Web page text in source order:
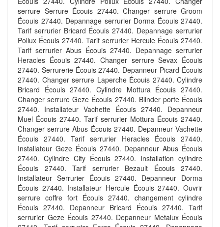
serrure Serrure Écouis 27440. Changer serrure Groom
Écouis 27440. Depannage serrurier Dorma Écouis 27440.
Tarif serrurier Bricard Écouis 27440. Depannage serrurier
Pollux Écouis 27440. Tarif serrurier Hercule Écouis 27440.
Tarif serrurier Abus Écouis 27440. Depannage serrurier
Heracles Écouis 27440. Changer serrure Sevax Écouis
27440. Serrurerie Écouis 27440. Depanneur Picard Écouis
27440. Changer serrure Laperche Écouis 27440. Cylindre
Bricard Écouis 27440. Cylindre Mottura Écouis 27440.
Changer serrure Geze Écouis 27440. Blinder porte Écouis
27440. Installateur Vachette Écouis 27440. Depanneur
Muel Écouis 27440. Tarif serrurier Mottura Écouis 27440.
Changer serrure Abus Écouis 27440. Depanneur Vachette
Écouis 27440. Tarif serrurier Heracles Écouis 27440.
Installateur Geze Écouis 27440. Depanneur Abus Écouis
27440. Cylindre City Écouis 27440. Installation cylindre
Écouis 27440. Tarif serrurier Bezault Écouis 27440.
Installateur Serrurier Écouis 27440. Depanneur Dorma
Écouis 27440. Installateur Hercule Écouis 27440. Ouvrir
serrure coffre fort Écouis 27440. changement cylindre
Écouis 27440. Depanneur Bricard Écouis 27440. Tarif
serrurier Geze Écouis 27440. Depanneur Metalux Écouis